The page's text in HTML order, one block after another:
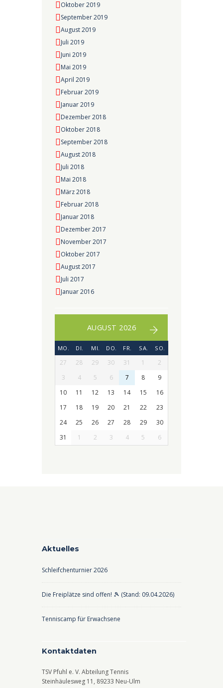
Oktober 2019
September 2019
August 2019
Juli 2019
Juni 2019
Mai 2019
April 2019
Februar 2019
Januar 2019
Dezember 2018
Oktober 2018
September 2018
August 2018
Juli 2018
Mai 2018
März 2018
Februar 2018
Januar 2018
Dezember 2017
November 2017
Oktober 2017
August 2017
Juli 2017
Januar 2016
AUGUST 2026
MO. DI. MI. DO. FR. SA. SO.
27 28 29 30 31 1
2
3
4 5 6 7 8
9
10
11 12 13 14 15
16
17
18 19 20 21 22
23
24
25 26 27 28 29
30
31
1 2 3 4 5 6
Aktuelles
Schleifchenturnier 2026
Die Freiplätze sind offen! 🎾 (Stand: 09.04.2026)
Tenniscamp für Erwachsene
Kontaktdaten
TSV Pfuhl e. V. Abteilung Tennis
Steinhäulesweg 11, 89233 Neu-Ulm